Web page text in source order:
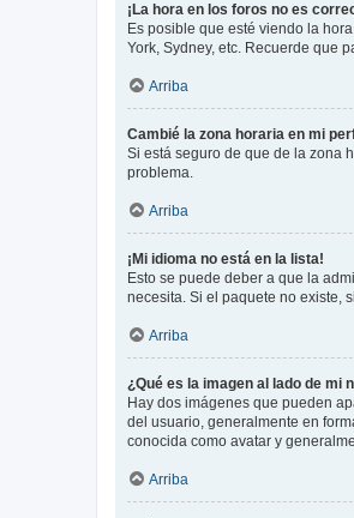
¡La hora en los foros no es
Es posible que esté viendo la
York, Sydney, etc. Recuerde que
Arriba
Cambié la zona horaria en mi
Si está seguro de que de la zona
problema.
Arriba
¡Mi idioma no está en la lista!
Esto se puede deber a que la
necesita. Si el paquete no existe,
Arriba
¿Qué es la imagen al lado de mi
Hay dos imágenes que pueden
del usuario, generalmente en
conocida como avatar y
Arriba